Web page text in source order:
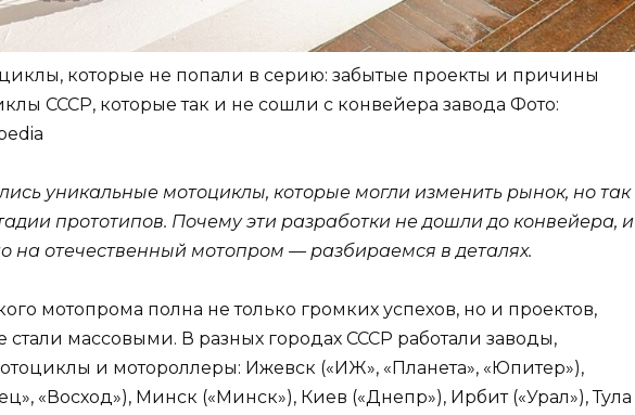
которые не попали в серию: забытые проекты и причины
СССР, которые так и не сошли с конвейера завода Фото:
уникальные мотоциклы, которые могли изменить рынок, но так
прототипов. Почему эти разработки не дошли до конвейера, и
на отечественный мотопром — разбираемся в деталях.
мотопрома полна не только громких успехов, но и проектов,
стали массовыми. В разных городах СССР работали заводы,
и мотороллеры: Ижевск («ИЖ», «Планета», «Юпитер»),
«Восход»), Минск («Минск»), Киев («Днепр»), Ирбит («Урал»), Тула